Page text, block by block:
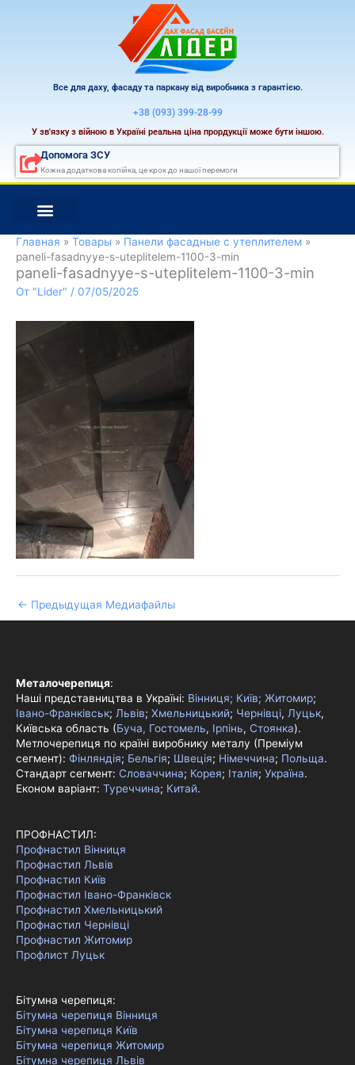
Все для даху, фасаду та паркану від виробника з гарантією.
+38 (093) 399-28-99
У зв'язку з війною в Україні реальна ціна прордукції може бути іншою.
Допомога ЗСУ
Кожна додаткова копійка, це крок до нашої перемоги
Главная Товары
Панели фасадные с утеплителем
paneli-fasadnyye-s-uteplitelem-1100-3-min
paneli-fasadnyye-s-uteplitelem-1100-3-min
От "Lider" / 07/05/2025
← Предыдущая Медиафайлы
Металочерепиця:
Наші представництва в Україні: Вінниця; Київ; Житомир;
Івано-Франківськ; Львів; Хмельницький; Чернівці, Луцьк,
Київська область (Буча, Гостомель, Ірпінь, Стоянка).
Метлочерепиця по країні виробнику металу (Преміум
сегмент): Фінляндія; Бельгія; Швеція; Німеччина; Польща.
Стандарт сегмент: Словаччина; Корея; Італія; Україна.
Економ варіант: Туреччина; Китай.
ПРОФНАСТИЛ:
Профнастил Вінниця
Профнастил Львів
Профнастил Київ
Профнастил Івано-Франківск
Профнастил Хмельницький
Профнастил Чернівці
Профнастил Житомир
Профлист Луцьк
Бітумна черепиця:
Бітумна черепиця Вінниця
Бітумна черепиця Київ
Бітумна черепиця Житомир
Бітумна черепиця Львів